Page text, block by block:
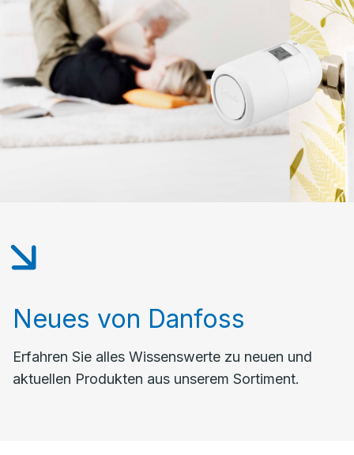
Neues von Danfoss
Erfahren Sie alles Wissenswerte zu neuen und
aktuellen Produkten aus unserem Sortiment.